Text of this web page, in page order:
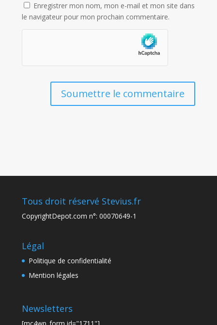
Enregistrer mon nom, mon e-mail et mon site dans
le navigateur pour mon prochain commentaire.
Soumettre le commentaire
Tous droit réservé Stevius.fr
CopyrightDepot.com n°: 00070649-1
Légal
Politique de confidentialité
Mention légales
Newsletters